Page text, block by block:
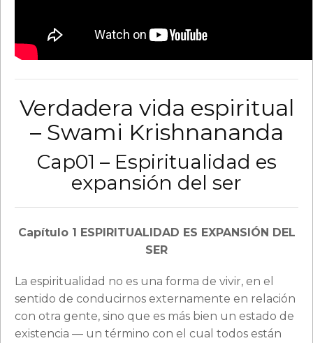
Verdadera vida espiritual
– Swami Krishnananda
Cap01 – Espiritualidad es
expansión del ser
Capítulo 1 ESPIRITUALIDAD ES EXPANSIÓN DEL
SER
La espiritualidad no es una forma de vivir, en el
sentido de conducirnos externamente en relación
con otra gente, sino que es más bien un estado de
existencia — un término con el cual todos están